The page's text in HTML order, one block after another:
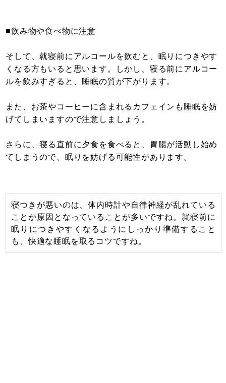
■飲み物や食べ物に注意
そして、就寝前にアルコールを飲むと、眠りにつきやす
くなる方もいると思います。しかし、寝る前にアルコー
ルを飲みすぎると、睡眠の質が下がります。
また、お茶やコーヒーに含まれるカフェインも睡眠を妨
げてしまいますので注意しましょう。
さらに、寝る直前に夕食を食べると、胃腸が活動し始め
てしまうので、眠りを妨げる可能性があります。
寝つきが悪いのは、体内時計や自律神経が乱れている
ことが原因となっていることが多いですね。就寝前に
眠りにつきやすくなるようにしっかり準備すること
も、快適な睡眠を取るコツですね。